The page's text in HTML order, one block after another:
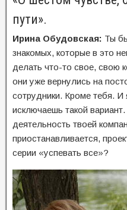
пути».
Ирина Обудовская: Ты
знакомых, которые в это
делать что-то свое, свою
они уже вернулись на
сотрудники. Кроме тебя. И
исключаешь такой
деятельность твоей
приостанавливается,
серии «успевать все»?